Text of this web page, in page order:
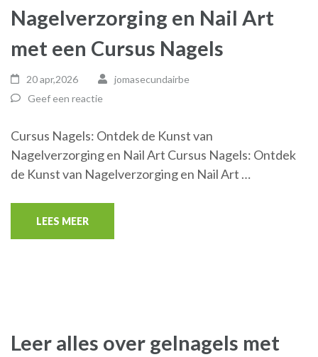
Nagelverzorging en Nail Art
met een Cursus Nagels
20 apr,2026
jomasecundairbe
Geef een reactie
Cursus Nagels: Ontdek de Kunst van
Nagelverzorging en Nail Art Cursus Nagels: Ontdek
de Kunst van Nagelverzorging en Nail Art …
LEES MEER
Leer alles over gelnagels met